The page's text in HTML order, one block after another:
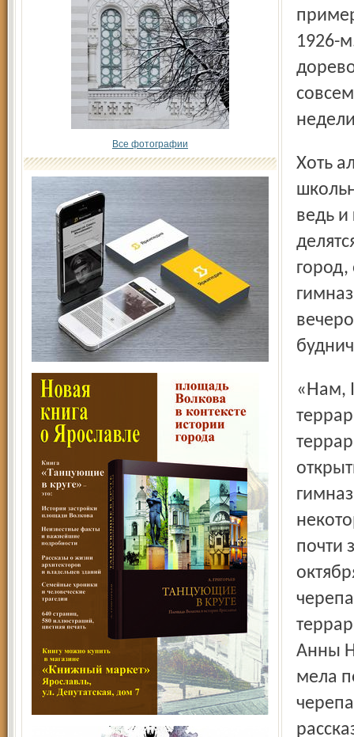
Все фотографии
1926-
Хоть альбому поверяются и не сердечные муки девочек, а
ведь
город,
«Нам, I классу, подарили черепаху из музея для
почти
Анны
мела